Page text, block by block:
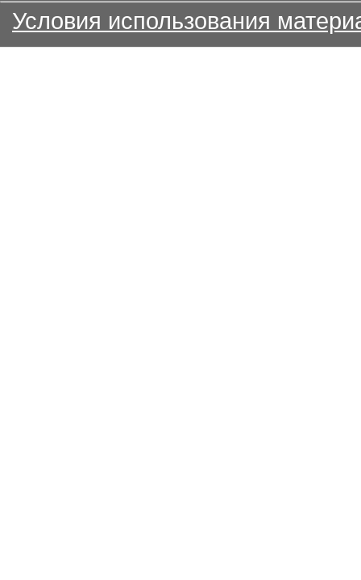
Условия использования